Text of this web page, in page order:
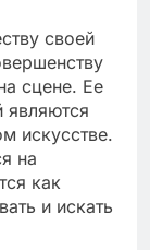
своей
сцене. Ее
являются
искусстве.
на
как
и искать